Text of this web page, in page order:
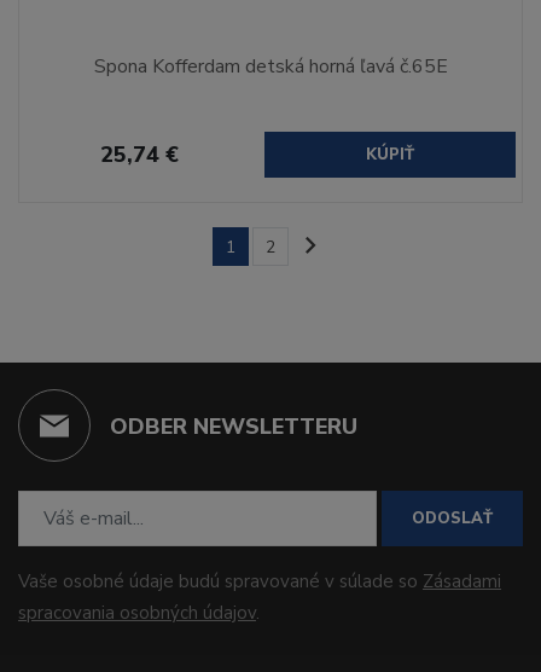
Spona Kofferdam detská horná ľavá č.65E
25,74 € KÚPIŤ
1 2
ODBER NEWSLETTERU
ODOSLAŤ
Vaše osobné údaje budú spravované v súlade so Zásadami
spracovania osobných údajov.